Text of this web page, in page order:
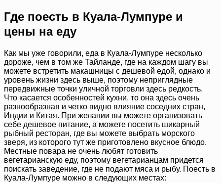
Где поесть в Куала-Лумпуре и
цены на еду
Как мы уже говорили, еда в Куала-Лумпуре несколько
дороже, чем в том же Тайланде, где на каждом шагу вы
можете встретить макашницы с дешевой едой, однако и
уровень жизни здесь выше, поэтому неприглядные
передвижные точки уличной торговли здесь редкость.
Что касается особенностей кухни, то она здесь очень
разнообразная и четко видно влияние соседних стран,
Индии и Китая. При желании вы можете организовать
себе дешевое питание, а можете посетить шикарный
рыбный ресторан, где вы можете выбрать морского
зверя, из которого тут же приготовлено вкусное блюдо.
Местные повара не очень любят готовить
вегетарианскую еду, поэтому вегетарианцам придется
поискать заведение, где не подают мяса и рыбу. Поесть в
Куала-Лумпуре можно в следующих местах: